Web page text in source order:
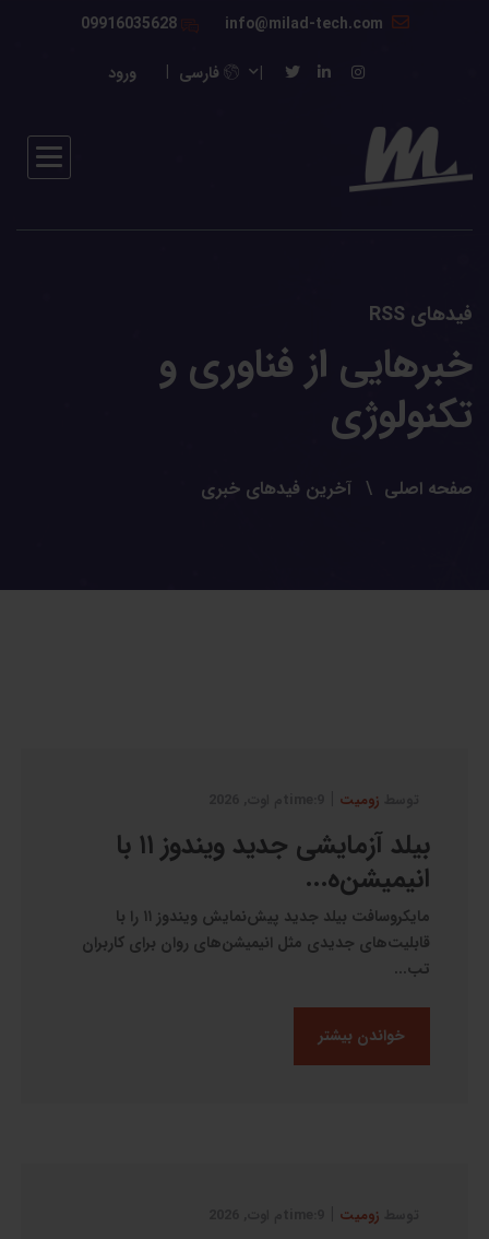
09916035628
فارسی ورود
فیدهای RSS
خبرهایی از فناوری و
تکنولوژی
صفحه اصلی آخرین فیدهای خبری
زومیت
بیلد آزمایشی جدید ویندوز ۱۱ با
انیمیشن‌ه...
مایکروسافت بیلد جدید پیش‌نمایش ویندوز ۱۱ را با
قابلیت‌های جدیدی مثل انیمیشن‌های روان برای کاربران
تب...
خواندن بیشتر
زومیت